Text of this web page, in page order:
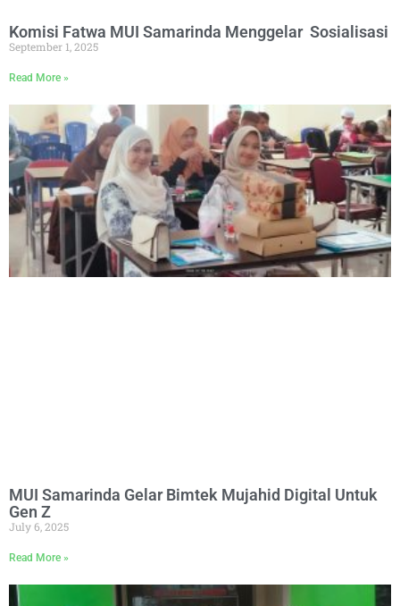
Komisi Fatwa MUI Samarinda Menggelar Sosialisasi
September 1, 2025
Read More »
MUI Samarinda Gelar Bimtek Mujahid Digital Untuk
Gen Z
July 6, 2025
Read More »